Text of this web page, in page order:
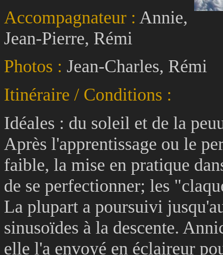
Accompagnateur : Annie,
Jean-Pierre, Rémi
Photos : Jean-Charles, Rémi
Itinéraire / Conditions :
Idéales : du soleil et de la
Après l'apprentissage ou le
faible, la mise en pratique
de se perfectionner; les
La plupart a poursuivi
sinusoïdes à la descente.
elle l'a envoyé en éclaireur